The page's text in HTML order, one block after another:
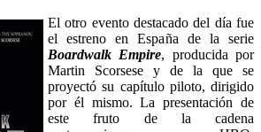
El otro evento destacado del día fue
el estreno en España de la serie
Boardwalk Empire, producida por
Martin Scorsese y de la que se
proyectó su capítulo piloto, dirigido
por él mismo. La presentación de
este fruto de la cadena